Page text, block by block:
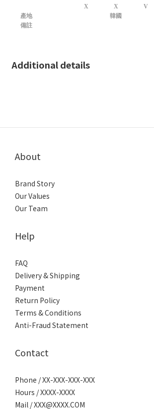
X
X
V
產地
韓國
備註
Additional details
About
Brand Story
Our Values
Our Team
Help
FAQ
Delivery & Shipping
Payment
Return Policy
Terms & Conditions
Anti-Fraud Statement
Contact
Phone / XX-XXX-XXX-XXX
Hours / XXXX-XXXX
Mail / XXX@XXXX.COM